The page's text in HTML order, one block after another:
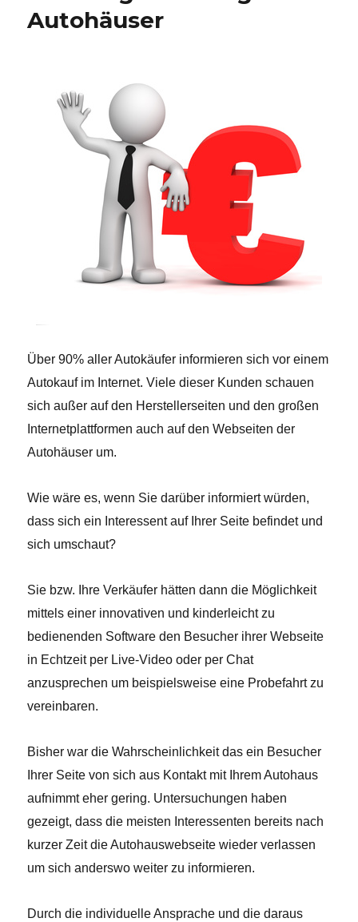
Autohäuser
Über 90% aller Autokäufer informieren sich vor einem
Autokauf im Internet. Viele dieser Kunden schauen
sich außer auf den Herstellerseiten und den großen
Internetplattformen auch auf den Webseiten der
Autohäuser um.
Wie wäre es, wenn Sie darüber informiert würden,
dass sich ein Interessent auf Ihrer Seite befindet und
sich umschaut?
Sie bzw. Ihre Verkäufer hätten dann die Möglichkeit
mittels einer innovativen und kinderleicht zu
bedienenden Software den Besucher ihrer Webseite
in Echtzeit per Live-Video oder per Chat
anzusprechen um beispielsweise eine Probefahrt zu
vereinbaren.
Bisher war die Wahrscheinlichkeit das ein Besucher
Ihrer Seite von sich aus Kontakt mit Ihrem Autohaus
aufnimmt eher gering. Untersuchungen haben
gezeigt, dass die meisten Interessenten bereits nach
kurzer Zeit die Autohauswebseite wieder verlassen
um sich anderswo weiter zu informieren.
Durch die individuelle Ansprache und die daraus